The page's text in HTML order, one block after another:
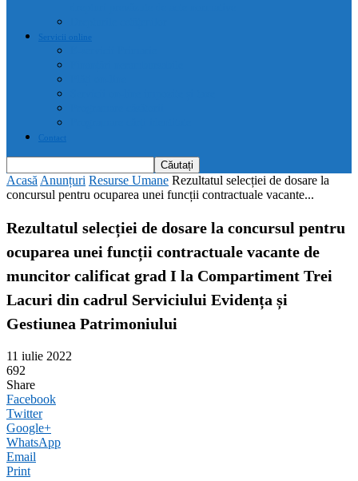
Servicii online
Contact
AcasăAnunțuri Resurse Umane Rezultatul selecției de dosare la
concursul pentru ocuparea unei funcții contractuale vacante...
Rezultatul selecției de dosare la concursul pentru
ocuparea unei funcții contractuale vacante de
muncitor calificat grad I la Compartiment Trei
Lacuri din cadrul Serviciului Evidența și
Gestiunea Patrimoniului
11 iulie 2022
692
Share
Facebook
Twitter
Google+
WhatsApp
Email
Print